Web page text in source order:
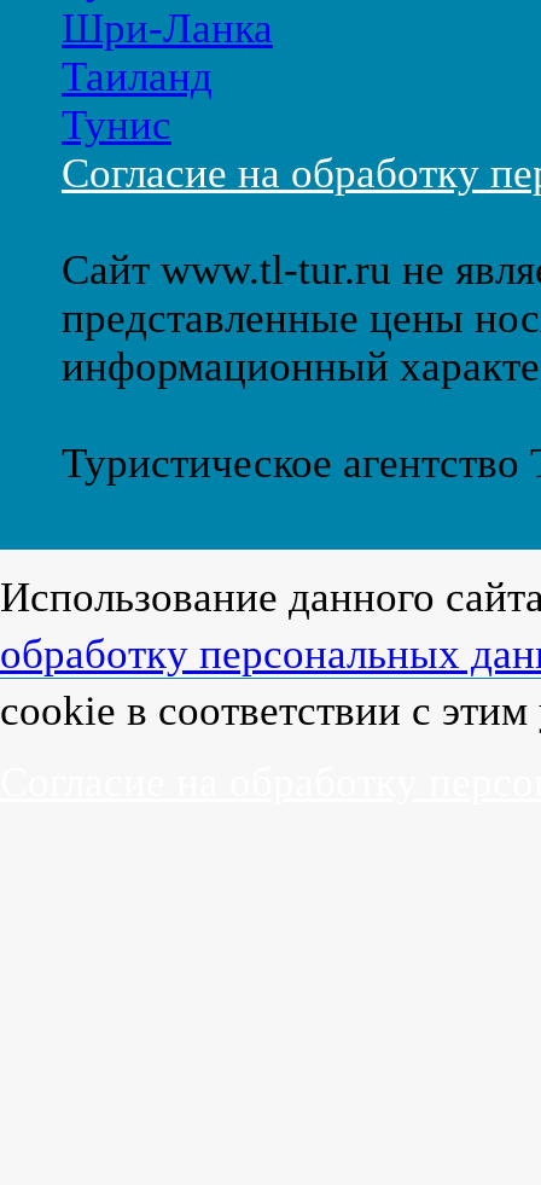
Шри-Ланка
Таиланд
Тунис
Согласие на обработку
Сайт www.tl-tur.ru не
представленные цены
информационный
Туристическое
Использование данного
обработку персональных
cookie в соответствии с